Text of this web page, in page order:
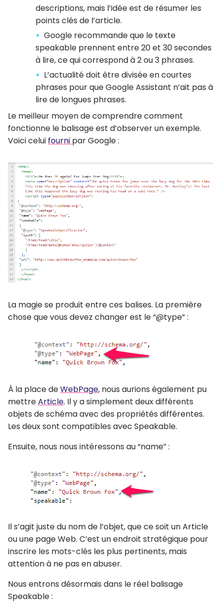
descriptions, mais l’idée est de résumer les
points clés de l’article.
Google recommande que le texte
speakable prennent entre 20 et 30 secondes
à lire, ce qui correspond à 2 ou 3 phrases.
L’actualité doit être divisée en courtes
phrases pour que Google Assistant n’ait pas à
lire de longues phrases.
Le meilleur moyen de comprendre comment
fonctionne le balisage est d’observer un exemple.
Voici celui fourni par Google :
La magie se produit entre ces balises. La première
chose que vous devez changer est le “@type” :
À la place deWebPage, nous aurions également pu
mettreArticle. Il y a simplement deux différents
objets de schéma avec des propriétés différentes.
Les deux sont compatibles avec Speakable.
Ensuite, nous nous intéressons au “name” :
Il s’agit juste du nom de l’objet, que ce soit un Article
ou une page Web. C’est un endroit stratégique pour
inscrire les mots-clés les plus pertinents, mais
attention à ne pas en abuser.
Nous entrons désormais dans le réel balisage
Speakable :